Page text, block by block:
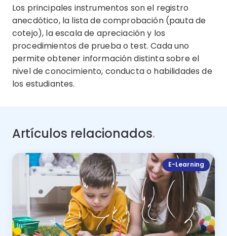
Los principales instrumentos son el registro
anecdótico, la lista de comprobación (pauta de
cotejo), la escala de apreciación y los
procedimientos de prueba o test. Cada uno
permite obtener información distinta sobre el
nivel de conocimiento, conducta o habilidades de
los estudiantes.
Artículos relacionados.
E-Learning